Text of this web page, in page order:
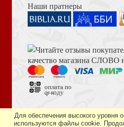
Что ожидает нас
Наши пратнеры
оплата по
qr-коду
Дизайн сайта —студия
Для обеспечения высокого уровня
используются файлы cookie.